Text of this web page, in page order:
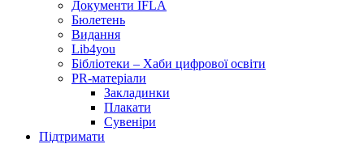
Документи IFLA
Бюлетень
Видання
Lib4you
Бібліотеки – Хаби цифрової освіти
PR-матеріали
Закладинки
Плакати
Сувеніри
Підтримати